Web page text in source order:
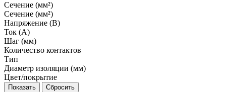
Сечение (мм²)
Сечение (мм²)
Напряжение (В)
Ток (А)
Шаг (мм)
Количество контактов
Тип
Диаметр изоляции (мм)
Цвет/покрытие
Показать Сбросить